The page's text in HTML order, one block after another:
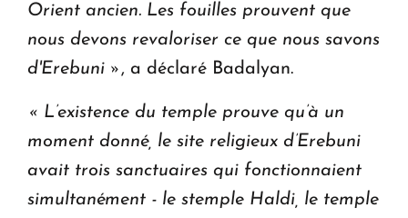
Orient ancien. Les fouilles prouvent que
nous devons revaloriser ce que nous savons
d'Erebuni » , a déclaré Badalyan.
« L’existence du temple prouve qu’à un
moment donné, le site religieux d’Erebuni
avait trois sanctuaires qui fonctionnaient
simultanément - le stemple Haldi, le temple